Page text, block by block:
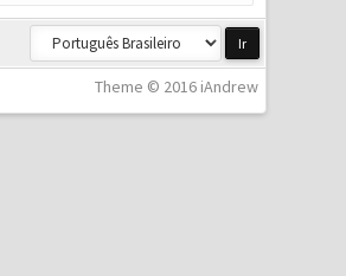
Theme © 2016 iAndrew